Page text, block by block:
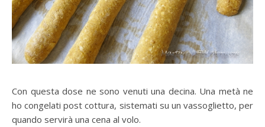
Con questa dose ne sono venuti una decina. Una metà ne
ho congelati post cottura, sistemati su un vassoglietto, per
quando servirà una cena al volo.